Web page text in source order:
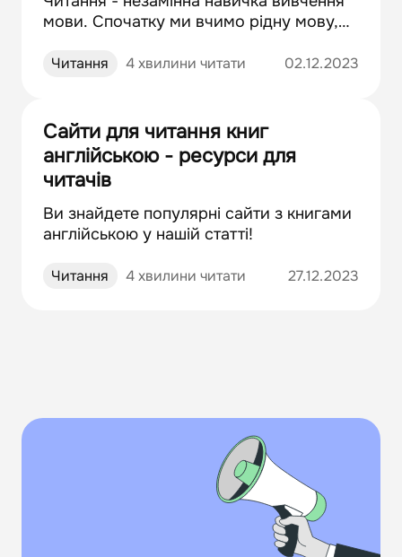
мови. Спочатку ми вчимо рідну мову,
іноземну, проте вже обираючи
Читання 4 хвилини читати 02.12.2023
Сайти для читання книг
англійською - ресурси для
читачів
Ви знайдете популярні сайти з книгами
англійською у нашій статті!
Читання 4 хвилини читати 27.12.2023